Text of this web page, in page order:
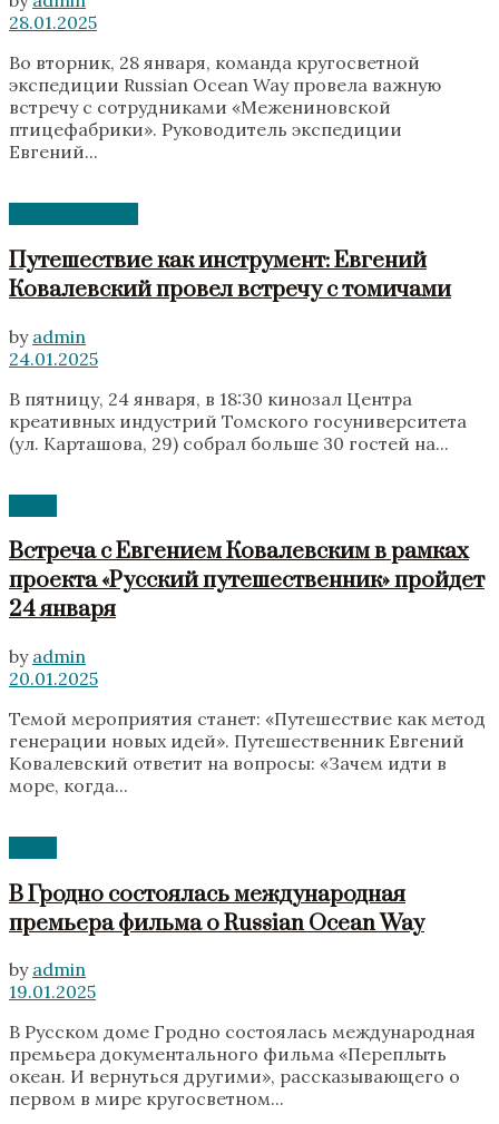
28.01.2025
Во вторник, 28 января, команда кругосветной
экспедиции Russian Ocean Way провела важную
встречу с сотрудниками «Межениновской
птицефабрики». Руководитель экспедиции
Евгений...
Путешествие как инструмент: Евгений
Ковалевский провел встречу с томичами
by admin
24.01.2025
В пятницу, 24 января, в 18:30 кинозал Центра
креативных индустрий Томского госуниверситета
(ул. Карташова, 29) собрал больше 30 гостей на...
Встреча с Евгением Ковалевским в рамках
проекта «Русский путешественник» пройдет
24 января
by admin
20.01.2025
Темой мероприятия станет: «Путешествие как метод
генерации новых идей». Путешественник Евгений
Ковалевский ответит на вопросы: «Зачем идти в
море, когда...
В Гродно состоялась международная
премьера фильма о Russian Ocean Way
by admin
19.01.2025
В Русском доме Гродно состоялась международная
премьера документального фильма «Переплыть
океан. И вернуться другими», рассказывающего о
первом в мире кругосветном...